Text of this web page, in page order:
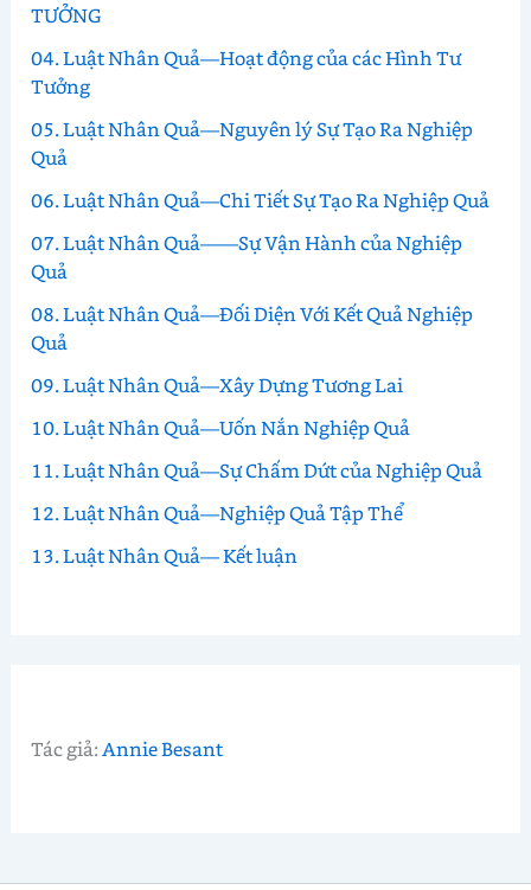
TƯỞNG
04. Luật Nhân Quả—Hoạt động của các Hình Tư
Tưởng
05. Luật Nhân Quả—Nguyên lý Sự Tạo Ra Nghiệp
Quả
06. Luật Nhân Quả—Chi Tiết Sự Tạo Ra Nghiệp Quả
07. Luật Nhân Quả——Sự Vận Hành của Nghiệp
Quả
08. Luật Nhân Quả—Đối Diện Với Kết Quả Nghiệp
Quả
09. Luật Nhân Quả—Xây Dựng Tương Lai
10. Luật Nhân Quả—Uốn Nắn Nghiệp Quả
11. Luật Nhân Quả—Sự Chấm Dứt của Nghiệp Quả
12. Luật Nhân Quả—Nghiệp Quả Tập Thể
13. Luật Nhân Quả— Kết luận
Tác giả: Annie Besant